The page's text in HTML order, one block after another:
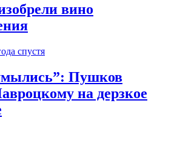
вино
спустя
Пушков
на дерзкое